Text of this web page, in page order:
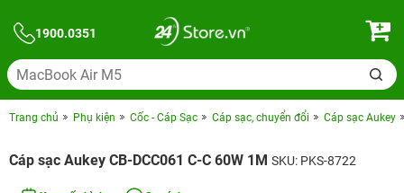
1900.0351
Trang chủ Phụ kiện Cốc - Cáp Sạc Cáp sạc, chuyển đổi Cáp sạc Aukey
Cáp sạc Aukey CB-DCC061 C-C 60W 1M SKU: PKS-8722